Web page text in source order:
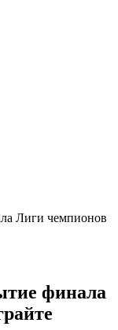
Лиги чемпионов
финала